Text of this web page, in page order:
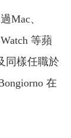
Mac、
等蘋
同樣任職於
在